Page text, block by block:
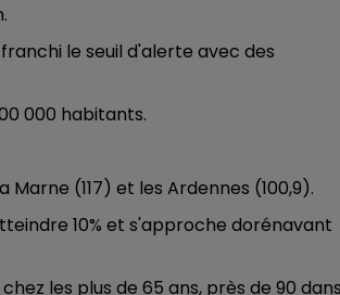
le seuil d'alerte avec des
000 habitants.
(117) et les Ardennes (100,9).
10% et s'approche dorénavant
les plus de 65 ans, près de 90 dans